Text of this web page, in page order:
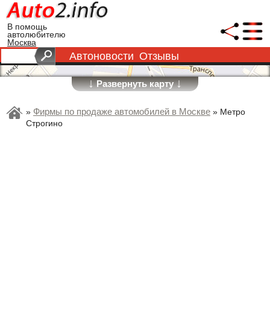
В помощь
автолюбителю
Москва
Автоновости Отзывы
↓Развернуть карту↓
» Фирмы по продаже автомобилей в Москве » Метро
Строгино